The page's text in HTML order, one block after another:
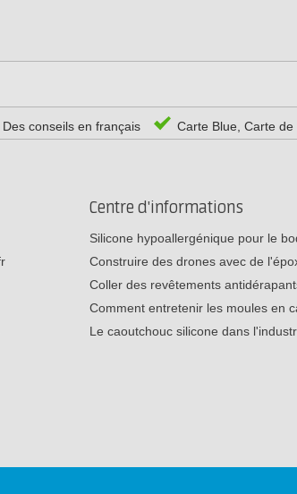
Des conseils en français Carte Blue, Carte
Centre d'informations
Silicone hypoallergénique pour le
Construire des drones avec de
Coller des revêtements
Comment entretenir les moules en
Le caoutchouc silicone dans